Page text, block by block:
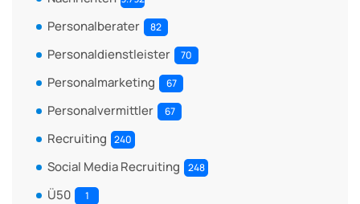
Personalberater 82
Personaldienstleister 70
Personalmarketing 67
Personalvermittler 67
Recruiting 240
Social Media Recruiting 248
Ü50 1